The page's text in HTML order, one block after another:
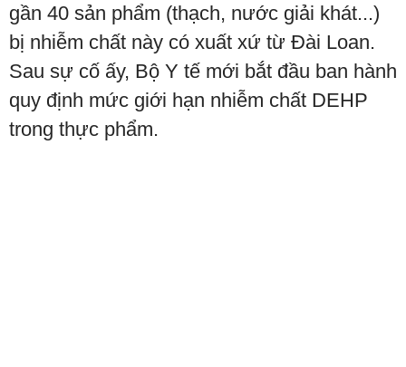
gần 40 sản phẩm (thạch, nước giải khát...)
bị nhiễm chất này có xuất xứ từ Đài Loan.
Sau sự cố ấy, Bộ Y tế mới bắt đầu ban hành
quy định mức giới hạn nhiễm chất DEHP
trong thực phẩm.